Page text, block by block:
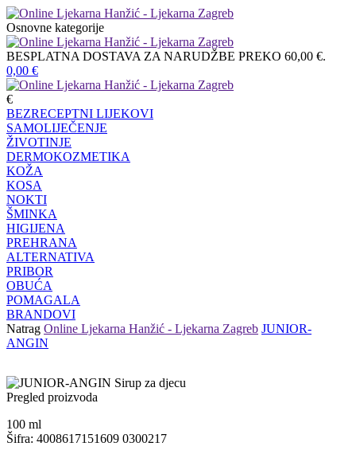
Osnovne kategorije
BESPLATNA DOSTAVA ZA NARUDŽBE PREKO 60,00 €.
0,00 €
€
BEZRECEPTNI LIJEKOVI
SAMOLIJEČENJE
ŽIVOTINJE
DERMOKOZMETIKA
KOŽA
KOSA
NOKTI
ŠMINKA
HIGIJENA
PREHRANA
ALTERNATIVA
PRIBOR
OBUĆA
POMAGALA
BRANDOVI
Natrag Online Ljekarna Hanžić - Ljekarna Zagreb JUNIOR-
ANGIN
Pregled proizvoda
100 ml
Šifra: 4008617151609 0300217